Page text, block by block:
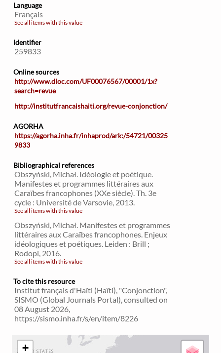
Language
Français
See all items with this value
Identifier
259833
Online sources
http://www.dloc.com/UF00076567/00001/1x?
search=revue
http://institutfrancaishaiti.org/revue-conjonction/
AGORHA
https://agorha.inha.fr/inhaprod/ark:/54721/00325
9833
Bibliographical references
Obszyński, Michał. Idéologie et poétique.
Manifestes et programmes littéraires aux
Caraïbes francophones (XXe siècle). Th. 3e
cycle : Université de Varsovie, 2013.
See all items with this value
Obszyński, Michał. Manifestes et programmes
littéraires aux Caraïbes francophones. Enjeux
idéologiques et poétiques. Leiden : Brill ;
Rodopi, 2016.
See all items with this value
To cite this resource
Institut français d'Haïti (Haïti), "Conjonction",
SISMO (Global Journals Portal), consulted on
08 August 2026,
https://sismo.inha.fr/s/en/item/8226
+